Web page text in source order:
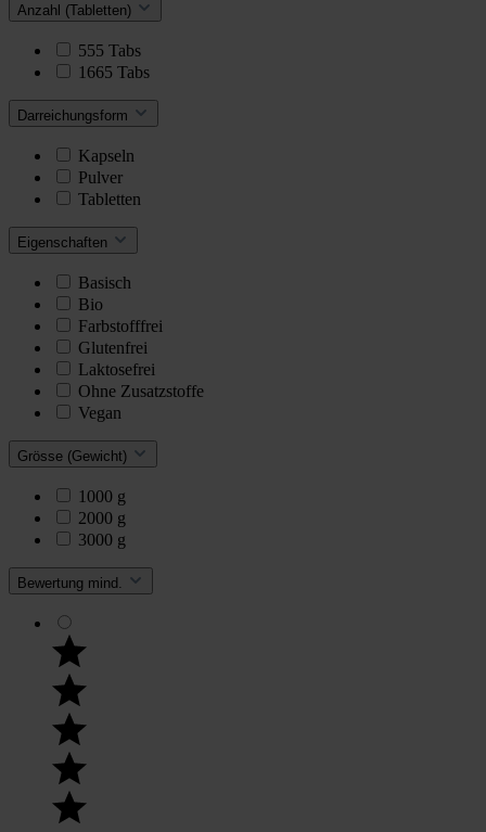
Anzahl (Tabletten)
555 Tabs
1665 Tabs
Darreichungsform
Kapseln
Pulver
Tabletten
Eigenschaften
Basisch
Bio
Farbstofffrei
Glutenfrei
Laktosefrei
Ohne Zusatzstoffe
Vegan
Grösse (Gewicht)
1000 g
2000 g
3000 g
Bewertung mind.